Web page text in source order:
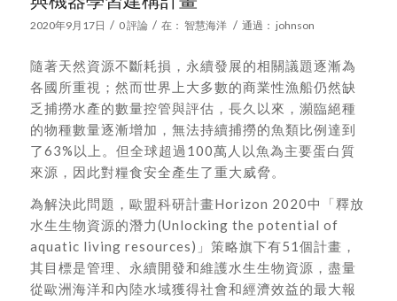
2020年9月17日 / 0 評論 / 在： 智慧海洋 / 通過： johnson
隨著天然資源不斷耗損，永續發展的相關議題逐漸為
各國所重視；然而世界上大多數的商業性漁船仍然缺
乏捕撈水產的數量控管與評估，長久以來，瀕臨絕種
的物種數量逐漸增加，無法持續捕撈的魚類比例達到
了63%以上。但全球超過100萬人以魚為主要蛋白質
來源，因此對糧食安全產生了重大威脅。
為解決此問題，歐盟科研計畫Horizon 2020中「釋放
水生生物資源的潛力(Unlocking the potential of
aquatic living resources)」策略旗下有51個計畫，
其目標是管理、永續開發和維護水生生物資源，盡量
從歐洲海洋和內陸水域獲得社會和經濟效益的最大報